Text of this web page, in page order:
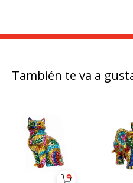
También te va a